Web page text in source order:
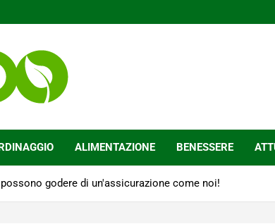
ALIMENTAZIONE BENESSERE
godere di un'assicurazione come noi!